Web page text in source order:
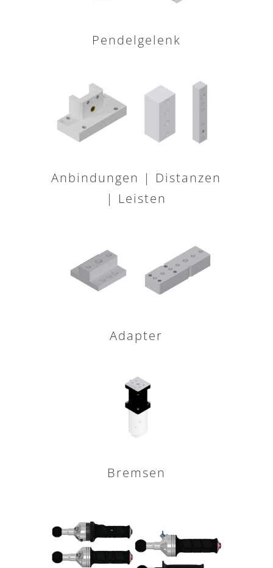
Pendelgelenk
Anbindungen | Distanzen
| Leisten
Adapter
Bremsen